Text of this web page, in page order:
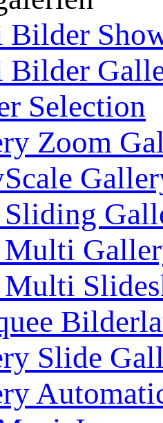
Selection
Zoom
Sliding
Multi
Multi
Slide